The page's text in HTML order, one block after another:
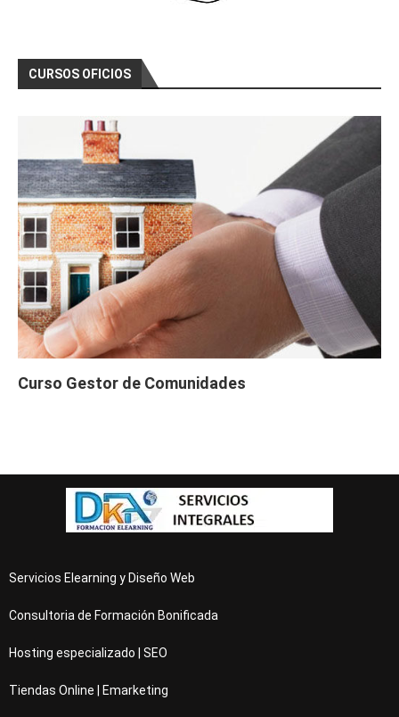
CURSOS OFICIOS
Curso Gestor de Comunidades
Servicios Elearning y Diseño Web
Consultoria de Formación Bonificada
Hosting especializado | SEO
Tiendas Online | Emarketing